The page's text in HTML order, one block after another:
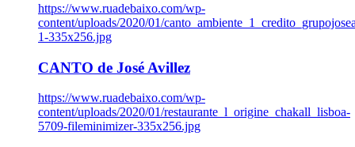
https://www.ruadebaixo.com/wp-
content/uploads/2020/01/
1-335x256.jpg
CANTO de José Avillez
https://www.ruadebaixo.com/wp-
content/uploads/2020/01/restaurante_l_origine_chakall_lisboa-
5709-fileminimizer-335x256.jpg